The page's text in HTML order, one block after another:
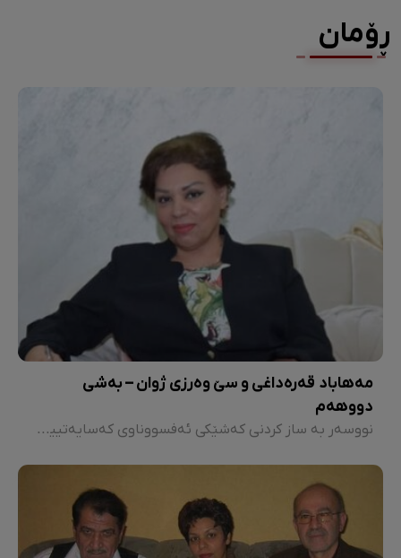
ڕۆمان
مەهاباد قەرەداغی و سێ وەرزی ژوان – بەشی
دووهەم
نووسەر بە ساز کردنی کەشێکی ئەفسووناوی کەسایەتییەکی خستووەتە ڕوو کە نوێنەری ژنانە. ژنێک کە بە پەرجۆیەک ئەوی لە چاڵی ڕابردوو دابڕیوە و لە ئێستای هەسارەیەکی دیدا، لە ڕووناکی دەگەڕێ.